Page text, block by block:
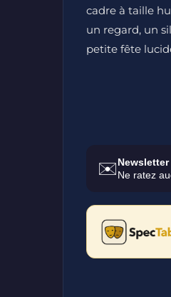
cadre à taille
un regard, un
petite fête
✉️Ne ratez